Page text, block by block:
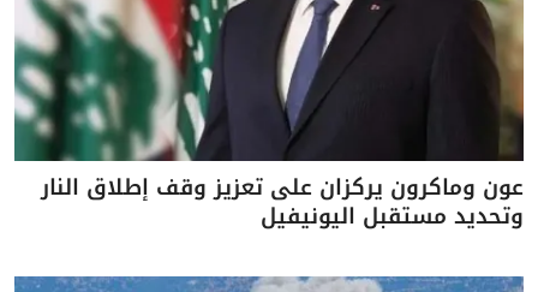
عون وماكرون يركزان على تعزيز وقف إطلاق النار
وتحديد مستقبل اليونيفيل